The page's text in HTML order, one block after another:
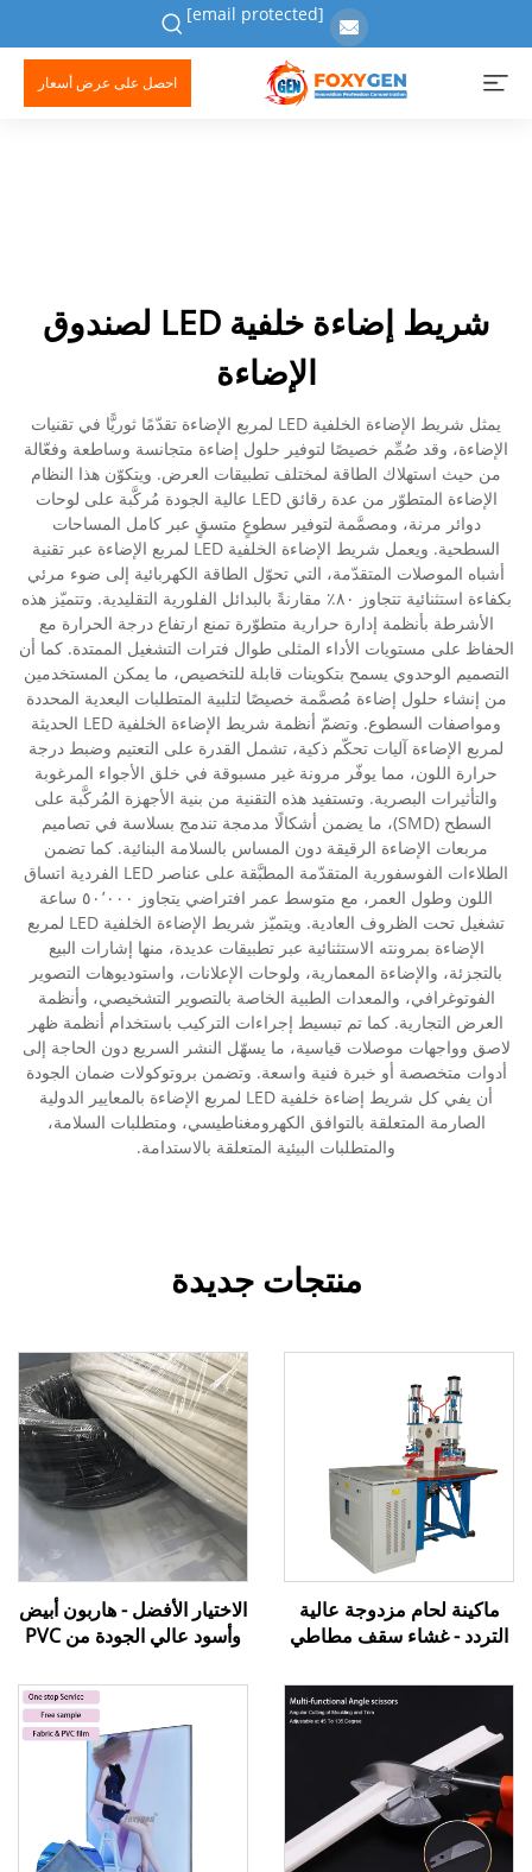
[email protected]
احصل على عرض أسعار
شريط إضاءة خلفية LED لصندوق
الإضاءة
يمثل شريط الإضاءة الخلفية LED لمربع الإضاءة تقدّمًا ثوريًّا في تقنيات
الإضاءة، وقد صُمِّم خصيصًا لتوفير حلول إضاءة متجانسة وساطعة وفعّالة
من حيث استهلاك الطاقة لمختلف تطبيقات العرض. ويتكوّن هذا النظام
الإضاءة المتطوّر من عدة رقائق LED عالية الجودة مُركَّبة على لوحات
دوائر مرنة، ومصمَّمة لتوفير سطوعٍ متسقٍ عبر كامل المساحات
السطحية. ويعمل شريط الإضاءة الخلفية LED لمربع الإضاءة عبر تقنية
أشباه الموصلات المتقدّمة، التي تحوّل الطاقة الكهربائية إلى ضوء مرئي
بكفاءة استثنائية تتجاوز ٨٠٪ مقارنةً بالبدائل الفلورية التقليدية. وتتميّز هذه
الأشرطة بأنظمة إدارة حرارية متطوّرة تمنع ارتفاع درجة الحرارة مع
الحفاظ على مستويات الأداء المثلى طوال فترات التشغيل الممتدة. كما أن
التصميم الوحدوي يسمح بتكوينات قابلة للتخصيص، ما يمكن المستخدمين
من إنشاء حلول إضاءة مُصمَّمة خصيصًا لتلبية المتطلبات البعدية المحددة
ومواصفات السطوع. وتضمّ أنظمة شريط الإضاءة الخلفية LED الحديثة
لمربع الإضاءة آليات تحكّم ذكية، تشمل القدرة على التعتيم وضبط درجة
حرارة اللون، مما يوفّر مرونة غير مسبوقة في خلق الأجواء المرغوبة
والتأثيرات البصرية. وتستفيد هذه التقنية من بنية الأجهزة المُركَّبة على
السطح (SMD)، ما يضمن أشكالًا مدمجة تندمج بسلاسة في تصاميم
مربعات الإضاءة الرقيقة دون المساس بالسلامة البنائية. كما تضمن
الطلاءات الفوسفورية المتقدّمة المطبَّقة على عناصر LED الفردية اتساق
اللون وطول العمر، مع متوسط عمر افتراضي يتجاوز ٥٠٬٠٠٠ ساعة
تشغيل تحت الظروف العادية. ويتميّز شريط الإضاءة الخلفية LED لمربع
الإضاءة بمرونته الاستثنائية عبر تطبيقات عديدة، منها إشارات البيع
بالتجزئة، والإضاءة المعمارية، ولوحات الإعلانات، واستوديوهات التصوير
الفوتوغرافي، والمعدات الطبية الخاصة بالتصوير التشخيصي، وأنظمة
العرض التجارية. كما تم تبسيط إجراءات التركيب باستخدام أنظمة ظهر
لاصق وواجهات موصلات قياسية، ما يسهّل النشر السريع دون الحاجة إلى
أدوات متخصصة أو خبرة فنية واسعة. وتضمن بروتوكولات ضمان الجودة
أن يفي كل شريط إضاءة خلفية LED لمربع الإضاءة بالمعايير الدولية
الصارمة المتعلقة بالتوافق الكهرومغناطيسي، ومتطلبات السلامة،
والمتطلبات البيئية المتعلقة بالاستدامة.
منتجات جديدة
ماكينة لحام مزدوجة عالية
التردد - غشاء سقف مطاطي
الاختيار الأفضل - هاربون أبيض
وأسود عالي الجودة من PVC
المشدودة